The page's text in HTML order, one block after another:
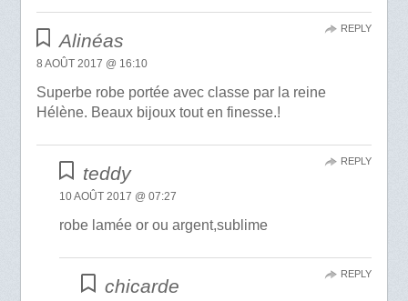
Alinéas
8 AOÛT 2017 @ 16:10
Superbe robe portée avec classe par la reine
Hélène. Beaux bijoux tout en finesse.!
REPLY
teddy
10 AOÛT 2017 @ 07:27
robe lamée or ou argent,sublime
REPLY
chicarde
REPLY